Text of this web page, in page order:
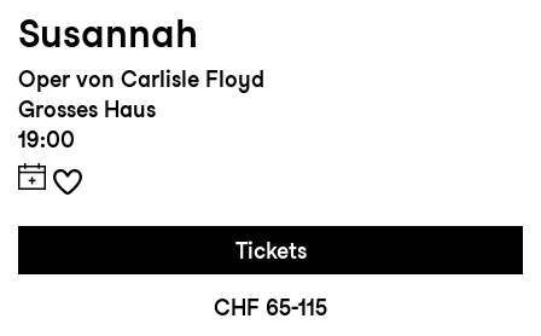
Susannah
Oper von Carlisle Floyd
Grosses Haus
19:00
Tickets
CHF 65-115